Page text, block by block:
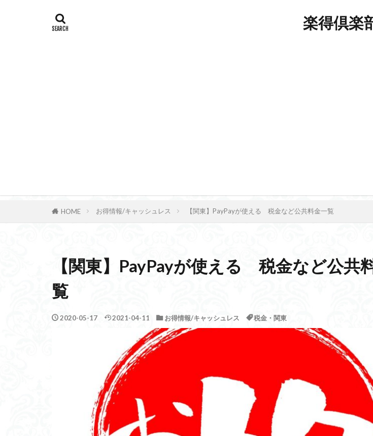
楽得倶楽
HOME お得情報/キャッシュレス 【関東】PayPayが使える 税金など公共料金一覧
【関東】PayPayが使える 税金など公共
覧
2020-05-17 2021-04-11 お得情報/キャッシュレス 税金・関東